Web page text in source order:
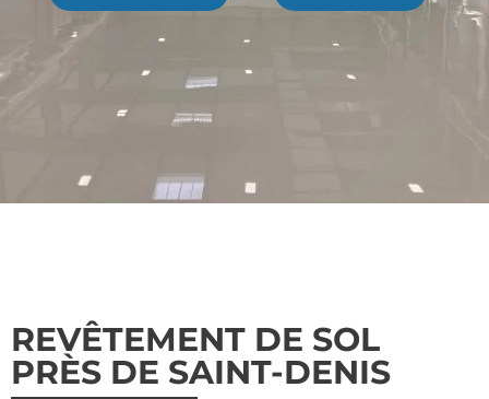
REVÊTEMENT DE SOL
PRÈS DE SAINT-DENIS